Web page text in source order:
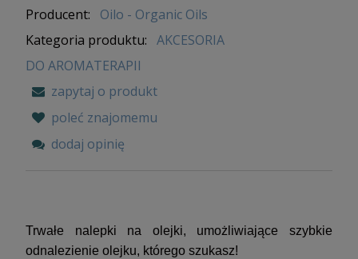
Producent:
Oilo - Organic Oils
Kategoria produktu: AKCESORIA
DO AROMATERAPII
zapytaj o produkt
poleć znajomemu
dodaj opinię
Trwałe nalepki na olejki, umożliwiające szybkie
odnalezienie olejku, którego szukasz!